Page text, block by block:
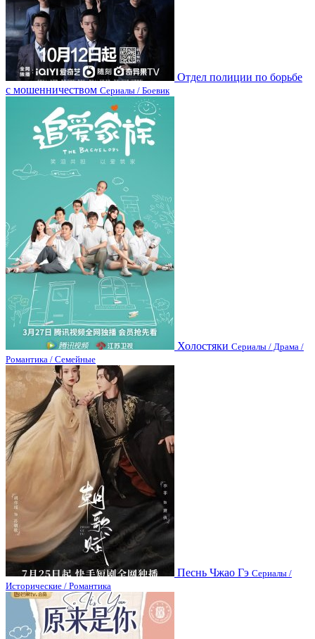
Отдел полиции по борьбе
с мошенничеством Сериалы / Боевик
Холостяки Сериалы / Драма /
Романтика / Семейные
Песнь Чжао Гэ Сериалы /
Исторические / Романтика